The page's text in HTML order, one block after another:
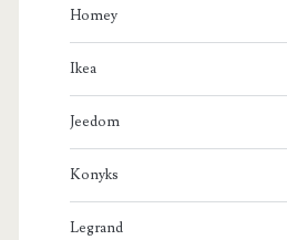
Homey
Ikea
Jeedom
Konyks
Legrand